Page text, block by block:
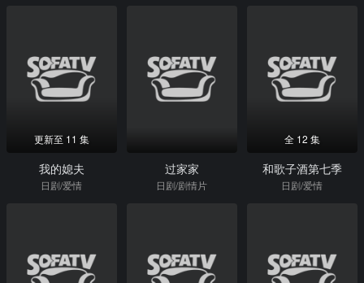
更新至 11 集
我的媳夫
日剧/爱情
过家家
日剧/剧情片
全 12 集
和歌子酒第七季
日剧/爱情